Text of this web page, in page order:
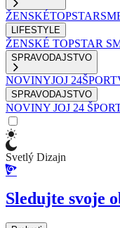
ŽENSKÉTOPSTAR
LIFESTYLE
ŽENSKÉ TOPSTAR
SPRAVODAJSTVO
NOVINYJOJ 24ŠPORT
SPRAVODAJSTVO
NOVINY JOJ 24
Svetlý Dizajn
Sledujte svoje